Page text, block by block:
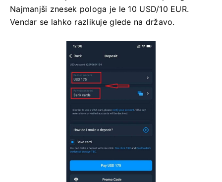
Najmanjši znesek pologa je le 10 USD/10 EUR.
Vendar se lahko razlikuje glede na državo.